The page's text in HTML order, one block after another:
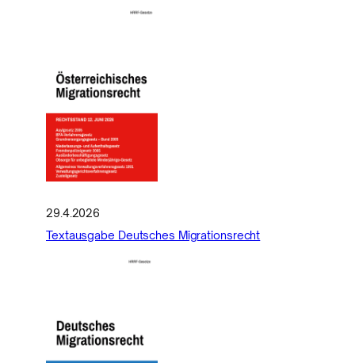
29.4.2026
Textausgabe Deutsches Migrationsrecht